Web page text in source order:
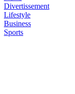
Divertissement
Lifestyle
Business
Sports